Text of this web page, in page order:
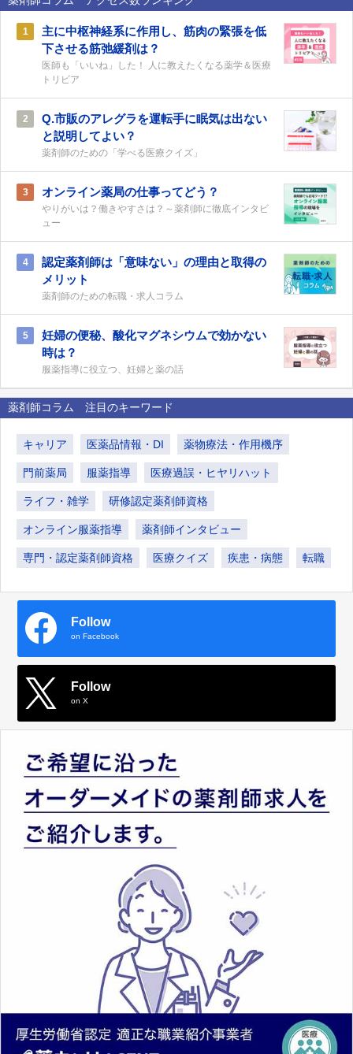
1
主に中枢神経系に作用し、筋肉の緊張を低
下させる筋弛緩剤は？
医師も「いいね」した！ 人に教えたくなる薬学＆医療
トリビア
2
Q.市販のアレグラを運転手に眠気は出ない
と説明してよい？
薬剤師のための「学べる医療クイズ」
3 オンライン薬局の仕事ってどう？
やりがいは？働きやすさは？～薬剤師に徹底インタビ
ュー
4
認定薬剤師は「意味ない」の理由と取得の
メリット
薬剤師のための転職・求人コラム
5
妊婦の便秘、酸化マグネシウムで効かない
時は？
服薬指導に役立つ、妊婦と薬の話
薬剤師コラム 注目のキーワード
キャリア 医薬品情報・DI 薬物療法・作用機序
門前薬局 服薬指導 医療過誤・ヒヤリハット
ライフ・雑学 研修認定薬剤師資格
オンライン服薬指導 薬剤師インタビュー
専門・認定薬剤師資格 医療クイズ 疾患・病態 転職
Follow
on Facebook
Follow
on X